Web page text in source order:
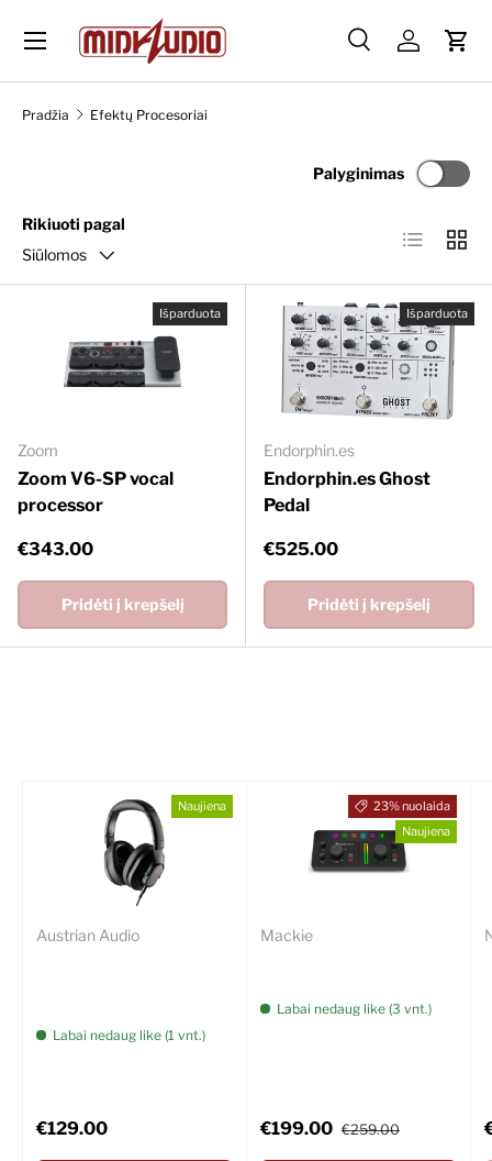
Skip to content
Paieška
PaieškaPrisijungti
Pradžia Efektų Procesoriai
Rikiuoti pagal
Siūlomos
Palyginimas
Sąrašas
Išparduota
Zoom
Zoom V6-SP vocal
processor
Įprasta kaina
€343.00
Pridėti į krepšelį
Išparduota
Endorphin.es
Endorphin.es Ghost
Pedal
Įprasta kaina
€525.00
Pridėti į krepšelį
Naujiena
Austrian Audio
Labai nedaug like (1 vnt.)
Įprasta kaina
€129.00
23% nuolaida
Naujiena
Mackie
Labai nedaug like (3 vnt.)
Akcijinė kaina
€199.00 Įprasta kaina
€259.00